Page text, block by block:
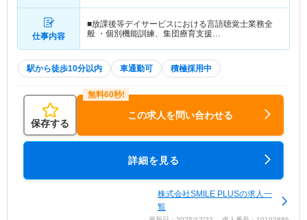
仕事内容
■放課後等デイサービスにおける言語聴覚士業務全
般 ・個別機能訓練、集団療育支援…
駅から徒歩10分以内 車通勤可 積極採用中
保存する
この求人を問い合わせる
詳細を見る
株式会社SMILE PLUSの求人一
覧